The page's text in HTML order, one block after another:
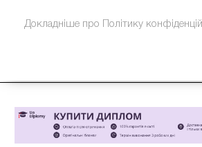
Докладніше про Політику